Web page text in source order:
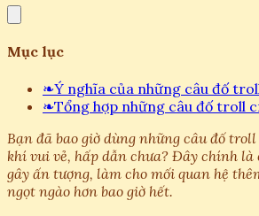
Mục lục
❧Ý nghĩa của những câu đố
❧Tổng hợp những câu đố troll
Bạn đã bao giờ dùng những câu đố
khí vui vẻ, hấp dẫn chưa? Đây chính là
gây ấn tượng, làm cho mối quan hệ
ngọt ngào hơn bao giờ hết.